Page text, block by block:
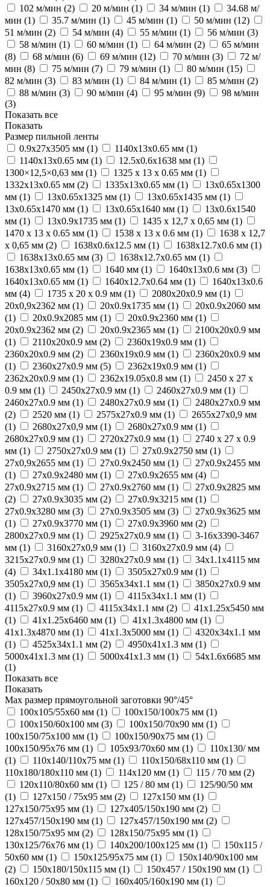
102 м/мин (2) 20 м/мин (1) 34 м/мин (1)
34.68 м/
мин (1) 35.7 м/мин (1) 45 м/мин (1) 50 м/мин (12)
51 м/мин (2) 54 м/мин (4) 55 м/мин (1) 56 м/мин (3)
58 м/мин (1) 60 м/мин (1) 64 м/мин (2)
65 м/мин
(8) 68 м/мин (6) 69 м/мин (12) 70 м/мин (3)
72 м/
мин (8) 75 м/мин (7) 79 м/мин (1) 80 м/мин (15)
82 м/мин (3) 83 м/мин (1) 84 м/мин (1) 85 м/мин (2)
88 м/мин (3) 90 м/мин (4) 95 м/мин (9)
98 м/мин
(3)
Показать все
Показать
Размер пильной ленты
0.9x27x3505 мм (1) 1140x13x0.65 мм (1)
1140х13х0.65 мм (1) 12.5x0.6x1638 мм (1)
1300×12,5×0,63 мм (1) 1325 x 13 x 0.65 мм (1)
1332х13х0.65 мм (2) 1335х13х0.65 мм (1)
13х0.65х1300
мм (1) 13х0.65х1325 мм (1) 13х0.65х1435 мм (1)
13х0.65х1470 мм (1) 13х0.65х1640 мм (1)
13х0.6х1540
мм (1) 13х0.9х1735 мм (1) 1435 х 12,7 х 0,65 мм (1)
1470 x 13 x 0.65 мм (1) 1538 x 13 x 0.6 мм (1)
1638 x 12,7
х 0,65 мм (2) 1638x0.6x12.5 мм (1) 1638x12.7x0.6 мм (1)
1638x13x0.65 мм (3) 1638х12.7х0.65 мм (1)
1638х13х0.65 мм (1) 1640 мм (1) 1640x13x0.6 мм (3)
1640x13x0.65 мм (1) 1640х12.7х0.64 мм (1)
1640х13х0.6
мм (4) 1735 x 20 x 0.9 мм (1) 2080x20x0.9 мм (1)
20х0,9х2362 мм (1) 20х0.9х1735 мм (1)
20х0.9х2060 мм
(1) 20х0.9х2085 мм (1) 20х0.9х2360 мм (1)
20х0.9х2362 мм (2) 20х0.9х2365 мм (1)
2100х20х0.9 мм
(1) 2110x20x0.9 мм (2) 2360x19x0.9 мм (1)
2360x20x0.9 мм (2) 2360х19х0.9 мм (1)
2360х20х0.9 мм
(1) 2360х27х0.9 мм (5) 2362x19x0.9 мм (1)
2362x20x0.9 мм (1) 2362х19.05х0.8 мм (1)
2450 х 27 х
0.9 мм (1) 2450x27x0.9 мм (1) 2460x27x0.9 мм (1)
2460х27х0.9 мм (1) 2480x27x0.9 мм (1)
2480х27х0.9 мм
(2) 2520 мм (1) 2575х27х0.9 мм (1)
2655х27х0,9 мм
(1) 2680x27x0,9 мм (1) 2680x27x0.9 мм (1)
2680х27х0.9 мм (1) 2720x27x0.9 мм (1)
2740 х 27 х 0.9
мм (1) 2750х27х0.9 мм (1) 27x0.9x2750 мм (1)
27х0,9х2655 мм (1) 27х0.9х2450 мм (1)
27х0.9х2455 мм
(1) 27х0.9х2480 мм (1) 27х0.9х2655 мм (4)
27х0.9х2715 мм (1) 27х0.9х2760 мм (1)
27х0.9х2825 мм
(2) 27х0.9х3035 мм (2) 27х0.9х3215 мм (1)
27х0.9х3280 мм (3) 27х0.9х3505 мм (3)
27х0.9х3625 мм
(1) 27х0.9х3770 мм (1) 27х0.9х3960 мм (2)
2800x27x0.9 мм (1) 2925x27x0.9 мм (1)
3-16х3390-3467
мм (1) 3160x27x0,9 мм (1) 3160х27х0.9 мм (4)
3215х27х0.9 мм (1) 3280х27х0.9 мм (1)
34х1.1х4115 мм
(4) 34х1.1х4180 мм (1) 3505x27x0.9 мм (1)
3505х27х0,9 мм (1) 3565х34х1.1 мм (1)
3850х27х0.9 мм
(1) 3960х27х0.9 мм (1) 4115x34x1.1 мм (1)
4115х27х0.9 мм (1) 4115х34х1.1 мм (2)
41х1.25х5450 мм
(1) 41х1.25х6460 мм (1) 41х1.3х4800 мм (1)
41х1.3х4870 мм (1) 41х1.3х5000 мм (1)
4320х34х1.1 мм
(1) 4525х34х1.1 мм (2) 4950х41х1.3 мм (1)
5000x41x1.3 мм (1) 5000х41х1.3 мм (1)
54х1.6х6685 мм
(1)
Показать все
Показать
Max размер прямоугольной заготовки 90°/45°
100х105/55х60 мм (1) 100х150/100х75 мм (1)
100х150/60х100 мм (3) 100х150/70х90 мм (1)
100х150/75х100 мм (1) 100х150/90х75 мм (1)
100х150/95х76 мм (1) 105х93/70х60 мм (1)
110х130/ мм
(1) 110х140/110х75 мм (1) 110х150/68х110 мм (1)
110х180/180х110 мм (1) 114х120 мм (1) 115 / 70 мм (2)
120х110/80х60 мм (1) 125 / 80 мм (1)
125/90/50 мм
(1) 127х150 / 75х95 мм (2) 127х150 мм (1)
127х150/75х95 мм (1) 127х405/150х190 мм (2)
127х457/150x190 мм (1) 127х457/150х190 мм (2)
128x150/75x95 мм (2) 128х150/75х95 мм (1)
130x125/76х76 мм (1) 140x200/100x125 мм (1)
150х115 /
50х60 мм (1) 150х125/95х75 мм (1)
150х140/90х100 мм
(2) 150х180/150х115 мм (1) 150х457 / 150х190 мм (1)
160х120 / 50х80 мм (1) 160х405/160х190 мм (1)